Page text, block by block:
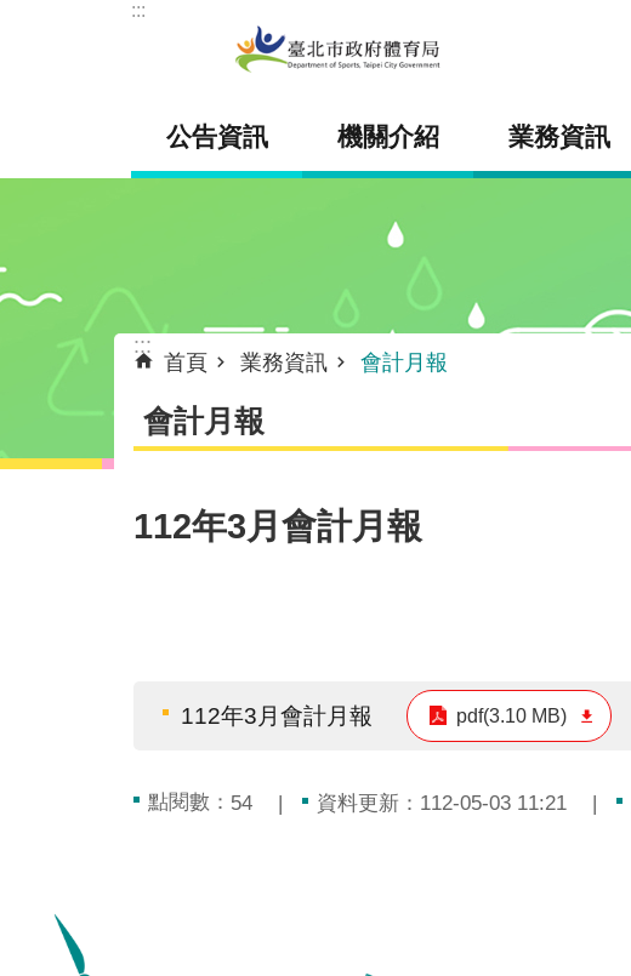
跳到主要內容區塊
:::
公告資訊 機關介紹 業務資訊
:::
首頁 業務資訊 會計月報
會計月報
112年3月會計月報
112年3月會計月報 pdf(3.10 MB)
點閱數： 54 資料更新：112-05-03 11:21